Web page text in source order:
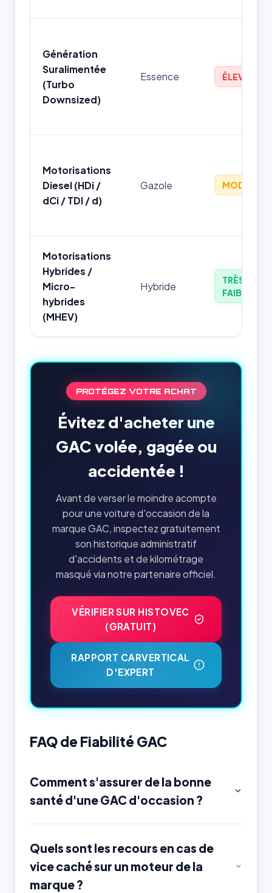
Génération
Suralimentée
(Turbo
Downsized)
Essence ÉLEVÉ
Motorisations
Diesel (HDi /
dCi / TDI / d)
Gazole MODÉRÉ
Motorisations
Hybrides /
Micro-
hybrides
(MHEV)
Hybride
TRÈS
FAIBLE
PROTÉGEZ VOTRE ACHAT
Évitez d'acheter une
GAC volée, gagée ou
accidentée !
Avant de verser le moindre acompte
pour une voiture d'occasion de la
marque GAC, inspectez gratuitement
son historique administratif
d'accidents et de kilométrage
masqué via notre partenaire officiel.
VÉRIFIER SUR HISTOVEC
(GRATUIT)
RAPPORT CARVERTICAL
D'EXPERT
FAQ de Fiabilité GAC
Comment s'assurer de la bonne
santé d'une GAC d'occasion ?
Quels sont les recours en cas de
vice caché sur un moteur de la
marque ?